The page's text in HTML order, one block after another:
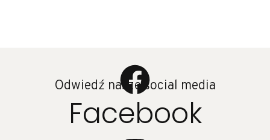
Odwiedź nasze social media
Facebook